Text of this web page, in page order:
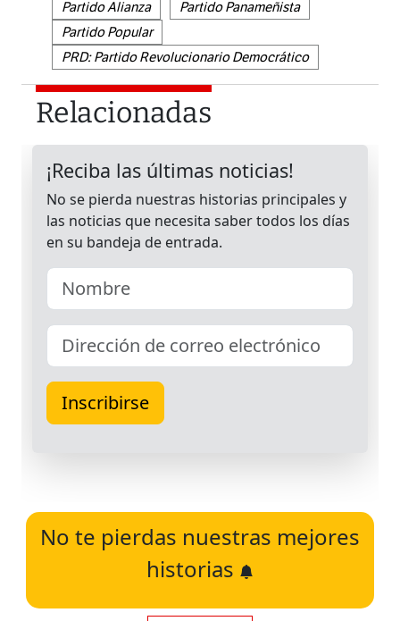
Partido Alianza
Partido Panameñista
Partido Popular
PRD: Partido Revolucionario Democrático
Relacionadas
No te pierdas nuestras mejores
historias